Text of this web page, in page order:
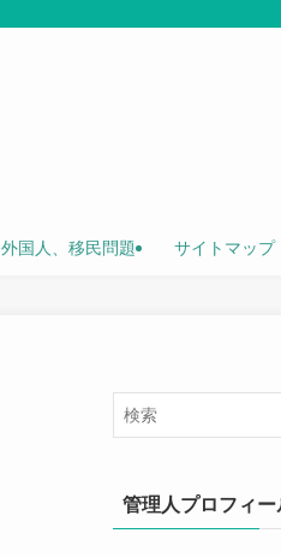
外国人、移民問題 サイトマップ
管理人プロフィー